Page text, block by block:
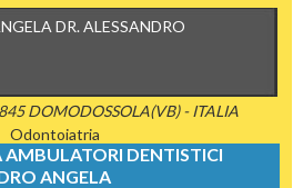
DR. ALESSANDRO
DOMODOSSOLA(VB) - ITALIA
Odontoiatria
AMBULATORI DENTISTICI
ANGELA